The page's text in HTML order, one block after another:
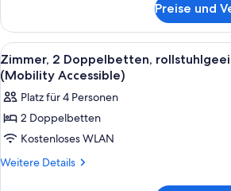
handrails)
anzeigen
2 Doppelbetten,
barrierearm,
Badewanne
(bathtub
with
handrails)
Preise und
Alle
Fotos
für
Zimmer,
2 Doppelbetten,
rollstuhlgeeignete
Dusche
5
Zimmer, 2 Doppelbetten,
(Mobility Accessible)
Platz für 4 Personen
2 Doppelbetten
Kostenloses WLAN
Weitere Details
Weitere